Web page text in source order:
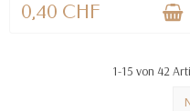
0,40 CHF
1-15 von 42